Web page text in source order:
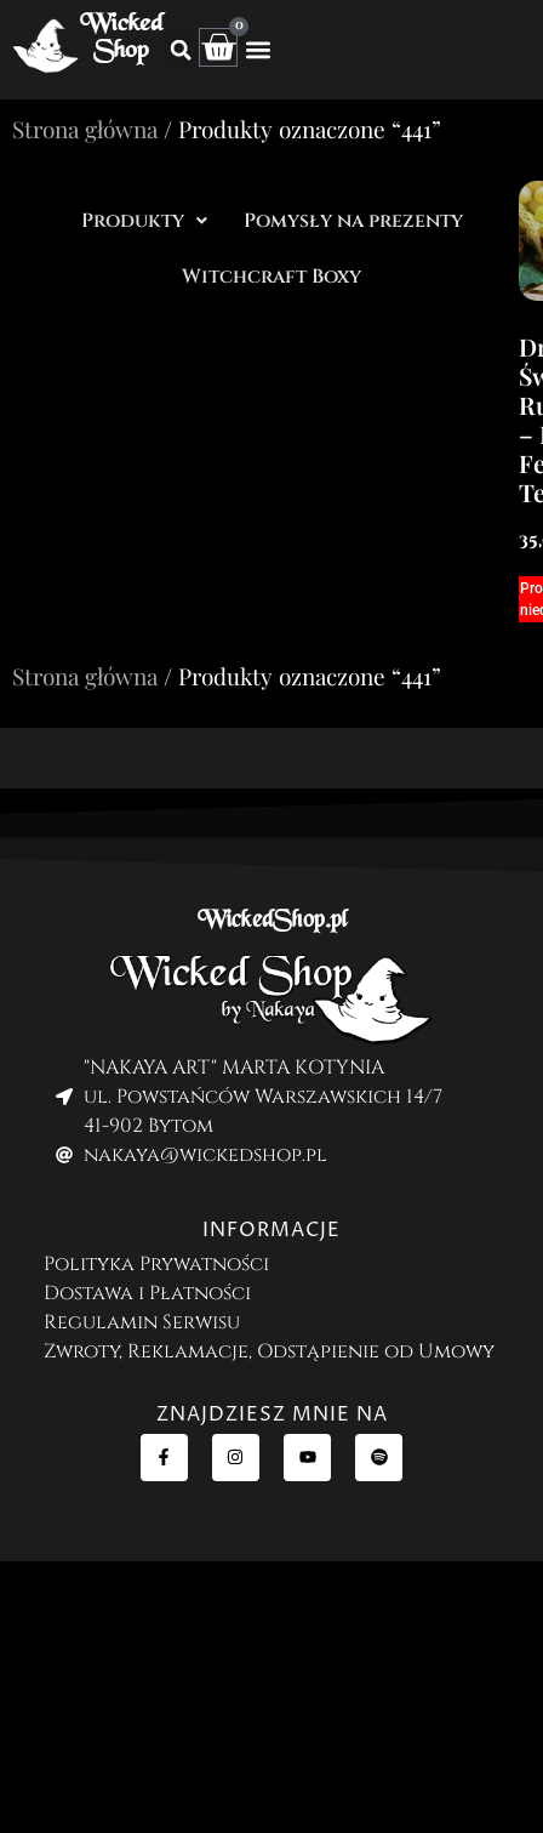
Wicked
Shop
0
Strona główna / Produkty oznaczone “441”
Produkty Pomysły na prezenty
Witchcraft Boxy
–
Strona główna / Produkty oznaczone “441”
WickedShop.pl
"NAKAYA ART" MARTA KOTYNIA
ul. Powstańców Warszawskich 14/7
41-902 Bytom
nakaya@wickedshop.pl
INFORMACJE
Polityka Prywatności
Dostawa i Płatności
Regulamin Serwisu
Zwroty, Reklamacje, Odstąpienie od Umowy
ZNAJDZIESZ MNIE NA